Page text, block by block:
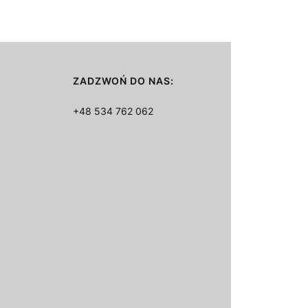
ZADZWOŃ DO NAS:
+48 534 762 062